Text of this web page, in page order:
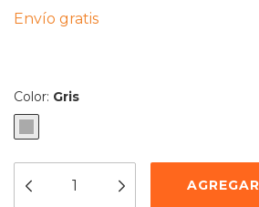
Envío gratis
Color: